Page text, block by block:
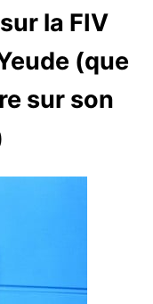
la FIV
(que
sur son